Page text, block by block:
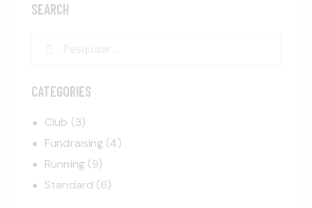
SEARCH
CATEGORIES
Club (3)
Fundraising (4)
Running(9)
Standard (6)